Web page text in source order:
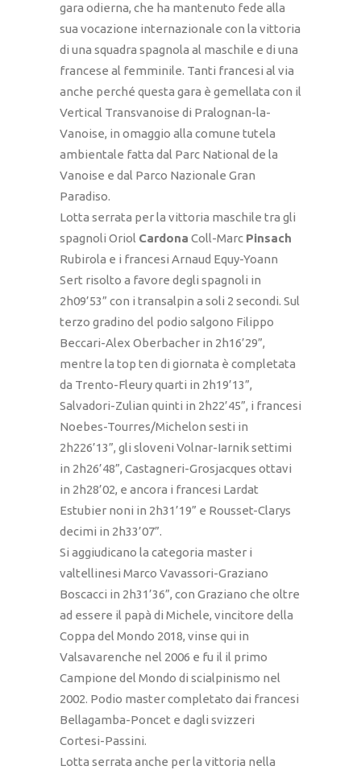
gara odierna, che ha mantenuto fede alla
sua vocazione internazionale con la vittoria
di una squadra spagnola al maschile e di una
francese al femminile. Tanti francesi al via
anche perché questa gara è gemellata con il
Vertical Transvanoise di Pralognan-la-
Vanoise, in omaggio alla comune tutela
ambientale fatta dal Parc National de la
Vanoise e dal Parco Nazionale Gran
Paradiso.
Lotta serrata per la vittoria maschile tra gli
spagnoli Oriol Cardona Coll-Marc Pinsach
Rubirola e i francesi Arnaud Equy-Yoann
Sert risolto a favore degli spagnoli in
2h09’53” con i transalpin a soli 2 secondi. Sul
terzo gradino del podio salgono Filippo
Beccari-Alex Oberbacher in 2h16’29”,
mentre la top ten di giornata è completata
da Trento-Fleury quarti in 2h19’13”,
Salvadori-Zulian quinti in 2h22’45”, i francesi
Noebes-Tourres/Michelon sesti in
2h226’13”, gli sloveni Volnar-Iarnik settimi
in 2h26’48”, Castagneri-Grosjacques ottavi
in 2h28’02, e ancora i francesi Lardat
Estubier noni in 2h31’19” e Rousset-Clarys
decimi in 2h33’07”.
Si aggiudicano la categoria master i
valtellinesi Marco Vavassori-Graziano
Boscacci in 2h31’36”, con Graziano che oltre
ad essere il papà di Michele, vincitore della
Coppa del Mondo 2018, vinse qui in
Valsavarenche nel 2006 e fu il il primo
Campione del Mondo di scialpinismo nel
2002. Podio master completato dai francesi
Bellagamba-Poncet e dagli svizzeri
Cortesi-Passini.
Lotta serrata anche per la vittoria nella